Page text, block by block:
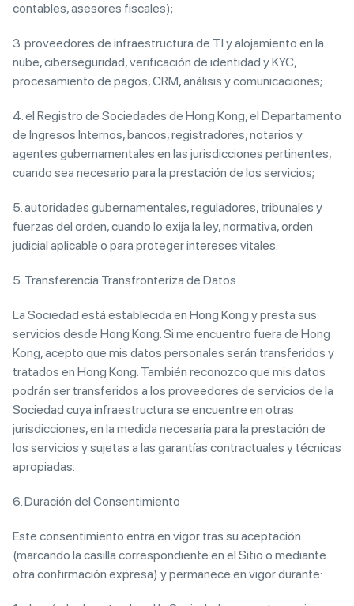
contables, asesores fiscales);
3. proveedores de infraestructura de TI y alojamiento en la
nube, ciberseguridad, verificación de identidad y KYC,
procesamiento de pagos, CRM, análisis y comunicaciones;
4. el Registro de Sociedades de Hong Kong, el Departamento
de Ingresos Internos, bancos, registradores, notarios y
agentes gubernamentales en las jurisdicciones pertinentes,
cuando sea necesario para la prestación de los servicios;
5. autoridades gubernamentales, reguladores, tribunales y
fuerzas del orden, cuando lo exija la ley, normativa, orden
judicial aplicable o para proteger intereses vitales.
5. Transferencia Transfronteriza de Datos
La Sociedad está establecida en Hong Kong y presta sus
servicios desde Hong Kong. Si me encuentro fuera de Hong
Kong, acepto que mis datos personales serán transferidos y
tratados en Hong Kong. También reconozco que mis datos
podrán ser transferidos a los proveedores de servicios de la
Sociedad cuya infraestructura se encuentre en otras
jurisdicciones, en la medida necesaria para la prestación de
los servicios y sujetas a las garantías contractuales y técnicas
apropiadas.
6. Duración del Consentimiento
Este consentimiento entra en vigor tras su aceptación
(marcando la casilla correspondiente en el Sitio o mediante
otra confirmación expresa) y permanece en vigor durante: